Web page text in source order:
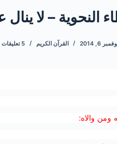
النحوية – لا
6, 2014 القرآن الكريم 5 تعليقات
ومن والاه: